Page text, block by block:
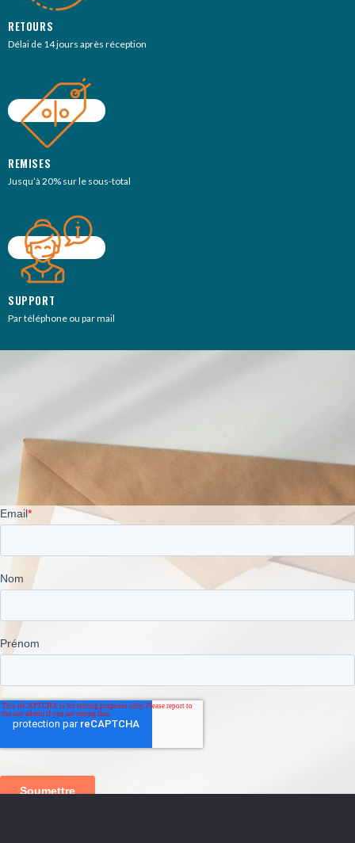
RETOURS
Délai de 14 jours après réception
REMISES
Jusqu’à 20% sur le sous-total
SUPPORT
Par téléphone ou par mail